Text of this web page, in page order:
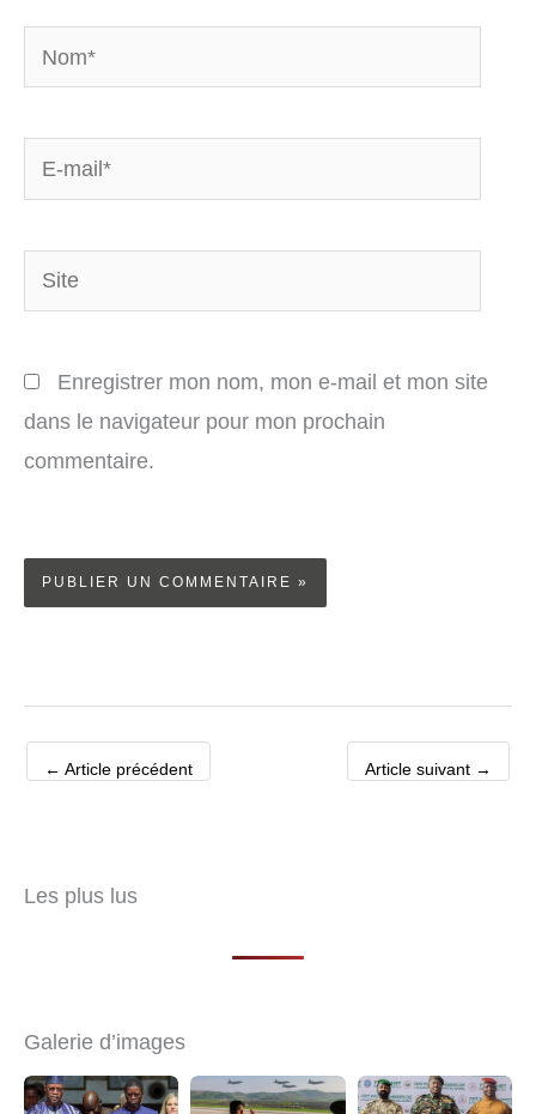
Nom*
E-
mail*
Site
Enregistrer mon nom, mon e-mail et mon site
dans le navigateur pour mon prochain
commentaire.
← Article précédent Article suivant →
Les plus lus
Galerie d’images